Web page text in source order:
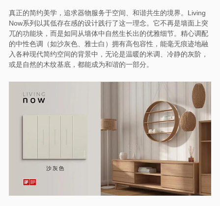
真正的简约美学，追求器物服务于空间、和谐共生的境界。Living
Now系列以其低存在感的设计践行了这一理念。它不再是墙面上突
兀的功能块，而是如同从墙体中自然生长出的优雅细节。精心调配
的中性色调（如沙灰色、雅士白）拥有高包容性，能毫无痕迹地融
入各种现代简约空间的背景中，无论是温暖的米调、冷静的灰阶，
或是自然的木纹基底，都能成为和谐的一部分。